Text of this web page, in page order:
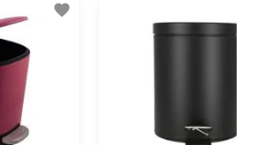
y Códigos de Ética de la
de Internet (AIMX).
en la lista de socios Activos de
favorite